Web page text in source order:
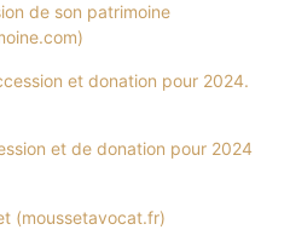
de son patrimoine
et donation pour 2024.
et de donation pour 2024
(moussetavocat.fr)